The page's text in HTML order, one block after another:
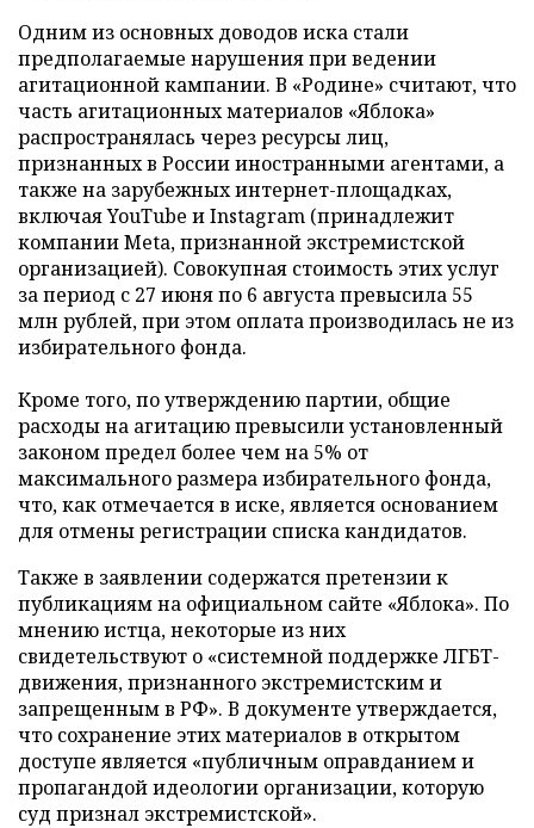
Одним из основных доводов иска стали
предполагаемые нарушения при ведении
агитационной кампании. В «Родине» считают, что
часть агитационных материалов «Яблока»
распространялась через ресурсы лиц,
признанных в России иностранными агентами, а
также на зарубежных интернет-площадках,
включая YouTube и Instagram (принадлежит
компании Meta, признанной экстремистской
организацией). Совокупная стоимость этих услуг
за период с 27 июня по 6 августа превысила 55
млн рублей, при этом оплата производилась не из
избирательного фонда.
Кроме того, по утверждению партии, общие
расходы на агитацию превысили установленный
законом предел более чем на 5% от
максимального размера избирательного фонда,
что, как отмечается в иске, является основанием
для отмены регистрации списка кандидатов.
Также в заявлении содержатся претензии к
публикациям на официальном сайте «Яблока». По
мнению истца, некоторые из них
свидетельствуют о «системной поддержке ЛГБТ-
движения, признанного экстремистским и
запрещенным в РФ». В документе утверждается,
что сохранение этих материалов в открытом
доступе является «публичным оправданием и
пропагандой идеологии организации, которую
суд признал экстремистской».